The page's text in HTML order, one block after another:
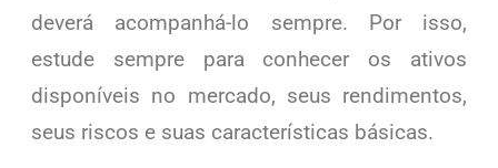
deverá acompanhá-lo sempre. Por isso,
estude sempre para conhecer os ativos
disponíveis no mercado, seus rendimentos,
seus riscos e suas características básicas.